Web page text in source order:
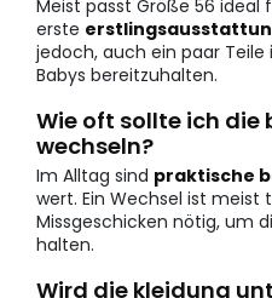
Meist passt Größe 56 ideal
erste
jedoch, auch ein paar
Babys bereitzuhalten.
Wie oft sollte ich die
wechseln?
Im Alltag sind praktische
wert. Ein Wechsel ist meist
Missgeschicken nötig, um
halten.
Wird die kleidung